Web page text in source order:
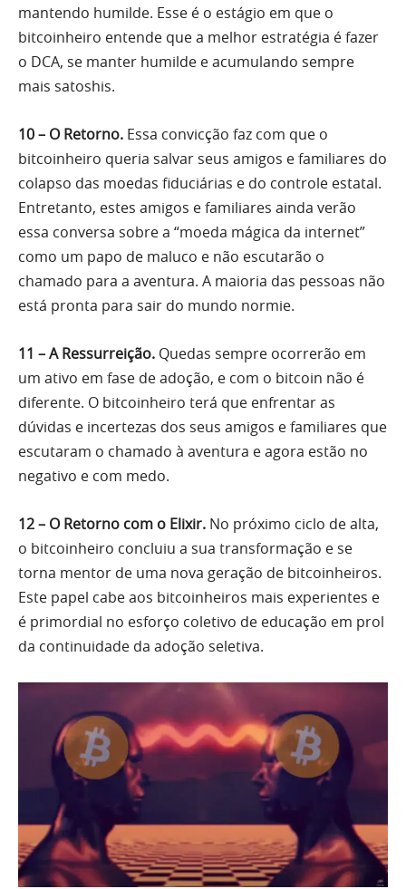
mantendo humilde. Esse é o estágio em que o
bitcoinheiro entende que a melhor estratégia é fazer
o DCA, se manter humilde e acumulando sempre
mais satoshis.
10 – O Retorno. Essa convicção faz com que o
bitcoinheiro queria salvar seus amigos e familiares do
colapso das moedas fiduciárias e do controle estatal.
Entretanto, estes amigos e familiares ainda verão
essa conversa sobre a “moeda mágica da internet”
como um papo de maluco e não escutarão o
chamado para a aventura. A maioria das pessoas não
está pronta para sair do mundo normie.
11 – A Ressurreição. Quedas sempre ocorrerão em
um ativo em fase de adoção, e com o bitcoin não é
diferente. O bitcoinheiro terá que enfrentar as
dúvidas e incertezas dos seus amigos e familiares que
escutaram o chamado à aventura e agora estão no
negativo e com medo.
12 – O Retorno com o Elixir. No próximo ciclo de alta,
o bitcoinheiro concluiu a sua transformação e se
torna mentor de uma nova geração de bitcoinheiros.
Este papel cabe aos bitcoinheiros mais experientes e
é primordial no esforço coletivo de educação em prol
da continuidade da adoção seletiva.